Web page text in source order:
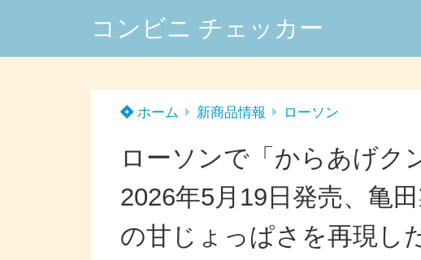
コンビニ チェッカー
ホーム 新商品情報 ローソン
ローソンで「からあげク
2026年5月19日発売、亀
の甘じょっぱさを再現し